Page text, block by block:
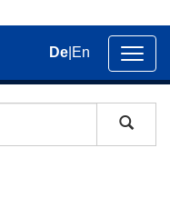
der
De En